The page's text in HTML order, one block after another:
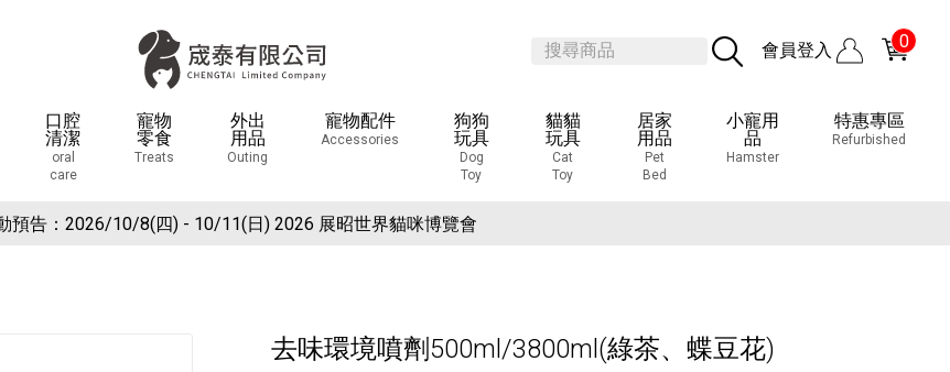
會員登入 0
口腔
清潔
oral
care
寵物
零食
Treats
外出
用品
Outing
寵物配件
Accessories
狗狗
玩具
Dog
Toy
貓貓
玩具
Cat
Toy
居家
用品
Pet
Bed
小寵用
品
Hamster
特惠專區
Refurbished
預告：2026/10/8(四) - 10/11(日) 2026 展昭世界貓咪博覽會
去味環境噴劑500ml/3800ml(綠茶、蝶豆花)